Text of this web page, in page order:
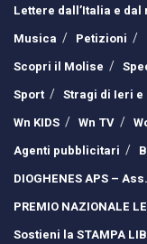
Lettere dall’Italia e dal
Musica
Petizioni
Scopri il Molise
Sport
Stragi di Ieri e
Wn KIDS
Wn TV
Agenti pubblicitari
DIOGHENES APS –
PREMIO NAZIONALE
Sostieni la STAMPA